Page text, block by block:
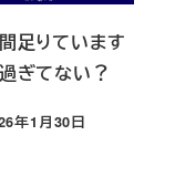
足りています
ぎてない？
日
年1月30日